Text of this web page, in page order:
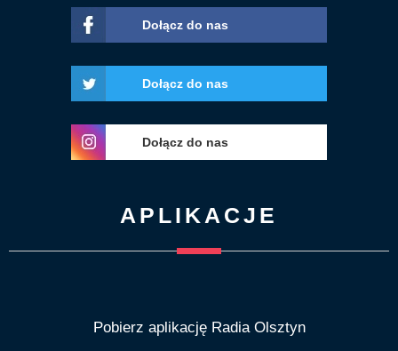
Dołącz do nas
Dołącz do nas
Dołącz do nas
APLIKACJE
Pobierz aplikację Radia Olsztyn